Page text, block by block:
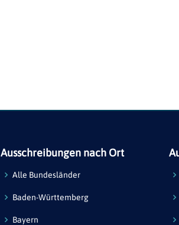
Ausschreibungen nach Ort
Alle Bundesländer
Baden-Württemberg
Bayern